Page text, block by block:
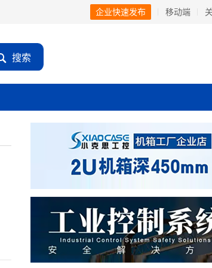
企业快速发布 移动端
搜索